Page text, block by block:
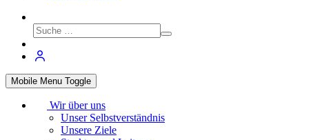
Mobile Menu Toggle
Wir über uns
Unser Selbstverständnis
Unsere Ziele